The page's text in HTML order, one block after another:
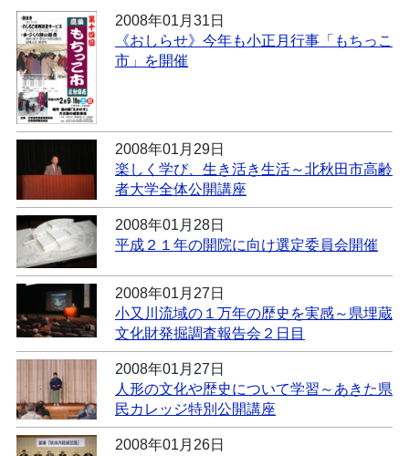
2008年01月31日
《おしらせ》今年も小正月行事「もちっこ
市」を開催
2008年01月29日
楽しく学び、生き活き生活～北秋田市高齢
者大学全体公開講座
2008年01月28日
平成２１年の開院に向け選定委員会開催
2008年01月27日
小又川流域の１万年の歴史を実感～県埋蔵
文化財発掘調査報告会２日目
2008年01月27日
人形の文化や歴史について学習～あきた県
民カレッジ特別公開講座
2008年01月26日